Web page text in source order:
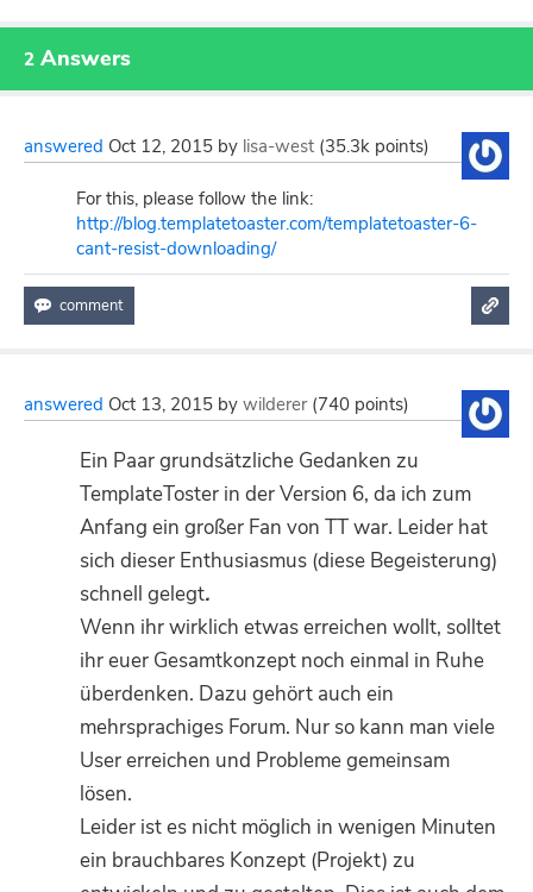
2 Answers
answered Oct 12, 2015 by lisa-west (35.3k points)
For this, please follow the link:
http://blog.templatetoaster.com/templatetoaster-6-
cant-resist-downloading/
answered Oct 13, 2015 by wilderer (740 points)
Ein Paar grundsätzliche Gedanken zu
TemplateToster in der Version 6, da ich zum
Anfang ein großer Fan von TT war. Leider hat
sich dieser Enthusiasmus (diese Begeisterung)
schnell gelegt.
Wenn ihr wirklich etwas erreichen wollt, solltet
ihr euer Gesamtkonzept noch einmal in Ruhe
überdenken. Dazu gehört auch ein
mehrsprachiges Forum. Nur so kann man viele
User erreichen und Probleme gemeinsam
lösen.
Leider ist es nicht möglich in wenigen Minuten
ein brauchbares Konzept (Projekt) zu